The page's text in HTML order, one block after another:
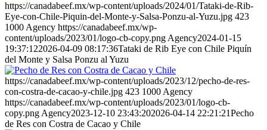
https://canadabeef.mx/wp-content/uploads/2024/01/Tataki-de-Rib-
Eye-con-Chile-Piquin-del-Monte-y-Salsa-Ponzu-al-Yuzu.jpg 423
1000 Agency https://canadabeef.mx/wp-
content/uploads/2023/01/logo-cb-copy.png Agency2024-01-15
19:37:122026-04-09 08:17:36Tataki de Rib Eye con Chile Piquín
del Monte y Salsa Ponzu al Yuzu
https://canadabeef.mx/wp-content/uploads/2023/12/pecho-de-res-
con-costra-de-cacao-y-chile.jpg 423 1000 Agency
https://canadabeef.mx/wp-content/uploads/2023/01/logo-cb-
copy.png Agency2023-12-10 23:43:202026-04-14 22:21:21Pecho
de Res con Costra de Cacao y Chile